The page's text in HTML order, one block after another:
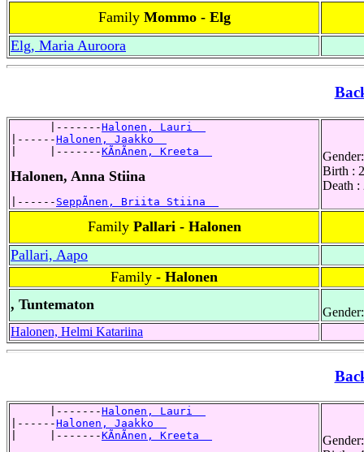
Family Mommo - Elg
Elg, Maria Auroora
      |-------
Halonen, Lauri
|------Halonen, Jaakko
|     |-------KÃnÃnen, Kreeta
Halonen, Anna Stiina
|------ SeppÃnen, Briita Stiina
Birth :
Death :
Family Pallari - Halonen
Pallari, Aapo
Family - Halonen
, Tuntematon
Halonen, Helmi Katariina
      |-------
Halonen, Lauri
|------Halonen, Jaakko
|     |-------KÃnÃnen, Kreeta